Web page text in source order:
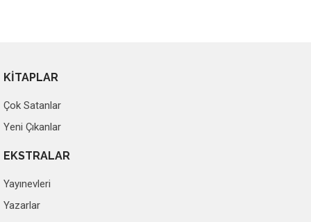
KİTAPLAR
Çok Satanlar
Yeni Çıkanlar
EKSTRALAR
Yayınevleri
Yazarlar